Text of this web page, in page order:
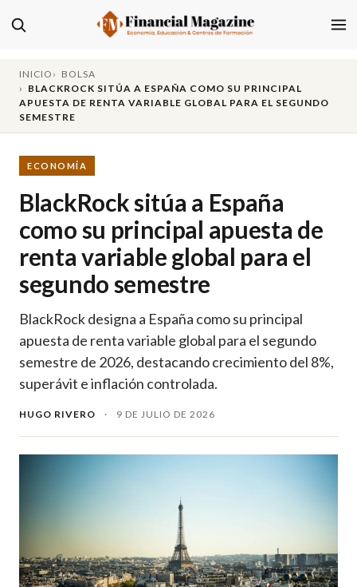
INICIO
BOLSA
BLACKROCK SITÚA A ESPAÑA COMO SU PRINCIPAL
APUESTA DE RENTA VARIABLE GLOBAL PARA EL SEGUNDO
SEMESTRE
ECONOMÍA
BlackRock sitúa a España
como su principal apuesta de
renta variable global para el
segundo semestre
BlackRock designa a España como su principal
apuesta de renta variable global para el segundo
semestre de 2026, destacando crecimiento del 8%,
superávit e inflación controlada.
HUGO RIVERO · 9 DE JULIO DE 2026